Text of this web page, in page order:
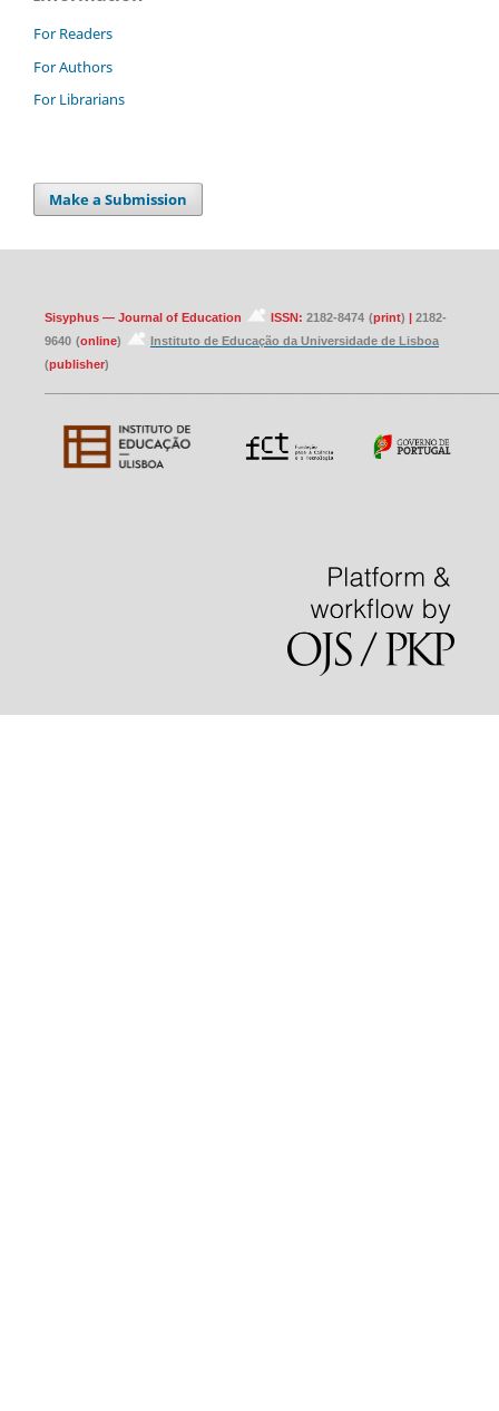
For Readers
For Authors
For Librarians
Make a Submission
Sisyphus — Journal of Education ISSN: 2182-8474 (print)
2182-
9640 (online)
Instituto de Educação da Universidade de Lisboa
(publisher)